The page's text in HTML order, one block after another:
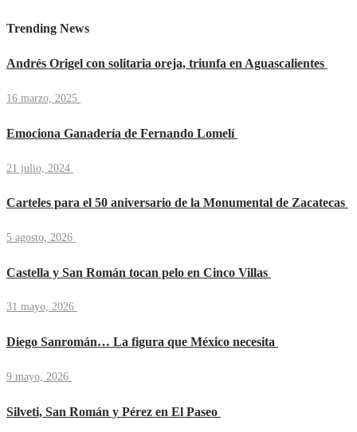
Trending News
Andrés Origel con solitaria oreja, triunfa en Aguascalientes
16 marzo, 2025
Emociona Ganadería de Fernando Lomelí
21 julio, 2024
Carteles para el 50 aniversario de la Monumental de Zacatecas
5 agosto, 2026
Castella y San Román tocan pelo en Cinco Villas
31 mayo, 2026
Diego Sanromán… La figura que México necesita
9 mayo, 2026
Silveti, San Román y Pérez en El Paseo